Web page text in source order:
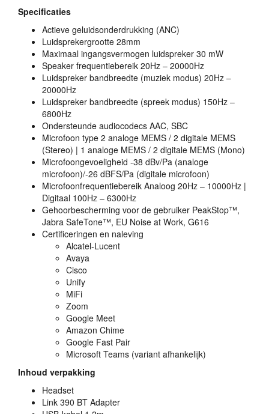
Specificaties
Actieve geluidsonderdrukking (ANC)
Luidsprekergrootte 28mm
Maximaal ingangsvermogen luidspreker 30 mW
Speaker frequentiebereik 20Hz – 20000Hz
Luidspreker bandbreedte (muziek modus) 20Hz –
20000Hz
Luidspreker bandbreedte (spreek modus) 150Hz –
6800Hz
Ondersteunde audiocodecs AAC, SBC
Microfoon type 2 analoge MEMS / 2 digitale MEMS
(Stereo) | 1 analoge MEMS / 2 digitale MEMS (Mono)
Microfoongevoeligheid -38 dBv/Pa (analoge
microfoon)/-26 dBFS/Pa (digitale microfoon)
Microfoonfrequentiebereik Analoog 20Hz – 10000Hz |
Digitaal 100Hz – 6300Hz
Gehoorbescherming voor de gebruiker PeakStop™,
Jabra SafeTone™, EU Noise at Work, G616
Certificeringen en naleving
Alcatel-Lucent
Avaya
Cisco
Unify
MiFi
Zoom
Google Meet
Amazon Chime
Google Fast Pair
Microsoft Teams (variant afhankelijk)
Inhoud verpakking
Headset
Link 390 BT Adapter